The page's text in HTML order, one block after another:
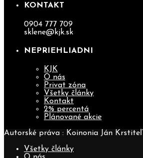
KONTAKT
0904 777 709
sklene@kjk.sk
NEPRIEHLIADNI
KJK
O nás
Privat zóna
Všetky články
Kontakt
2% percentá
Plánované akcie
Autorské práva : Koinonia Ján Krstiteľ
Všetky články